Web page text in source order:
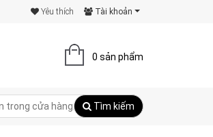
Tài khoản
Yêu thích
0 sản phẩm
Tìm kiếm